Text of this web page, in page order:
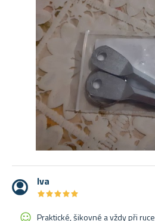
Iva
★★★★★
★★★★★
Praktické, šikovné a vždy při ruce